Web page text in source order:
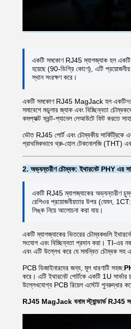
একটি সমকোণ RJ45 ম্যাগজ্যাক হল একটি
হয়েছে (90-ডিগ্রি কোণে), এটি প্রয়োজনীয়
স্থান সংরক্ষণ করে।
একটি সমকোণ RJ45 MagJack হল একটি
সমাবেশে মডুলার জ্যাক এবং বিচ্ছিন্নতা
কমপ্যাক্ট ফ্রন্ট-প্যানেল লেআউটে ফিট করতে
ভৌত RJ45 পোর্ট এবং চৌম্বকীয়
প্রাথমিকভাবে থ্রু-হোল টেকনোলজি (THT) এবং
2. অভ্যন্তরীণ চৌম্বক: ইথারনেট PHY এর
একটি RJ45 ম্যাগজ্যাকের অভ্যন্তরীণ
রেশিওর প্রয়োজনীয়তার উপর (যেমন,
লিঙ্ক নিয়ে আলোচনা করা যায়।
একটি ম্যাগজ্যাকের ভিতরের চৌম্বকগুলি
সংযোগ এবং বিচ্ছিন্নতা প্রদান করা। TI-এর
এবং এটি উল্লেখ করে যে সমন্বিত চৌম্বক সহ
PCB ডিজাইনারদের জন্য, মূল ধারণাটি সহজ:
করে। এটি ইথারনেট পোর্টকে একটি 1U সার্ভার
উল্লেখযোগ্য PCB রিয়েল এস্টেট পুনরুদ্ধার
RJ45 MagJack বনাম স্ট্যান্ডার্ড RJ45